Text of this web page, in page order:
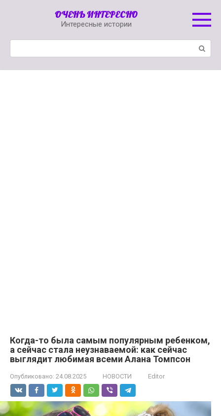
ОЧЕНЬ ИНТЕРЕСНО
Интересные истории
Когда-то была самым популярным ребенком,
а сейчас стала неузнаваемой: как сейчас
выглядит любимая всеми Алана Томпсон
Опубликовано: 24.08.2025 НОВОСТИ Editor